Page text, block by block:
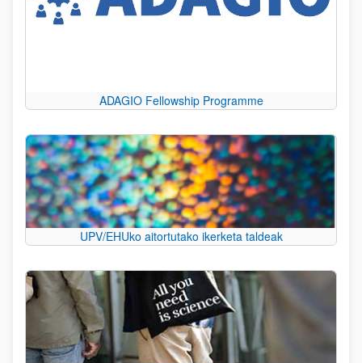
ADAGIO Fellowship Programme
UPV/EHUko aitortutako ikerketa taldeak